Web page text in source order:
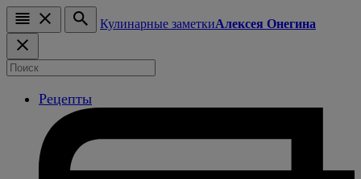
Кулинарные заметкиАлексея Онегина
Рецепты